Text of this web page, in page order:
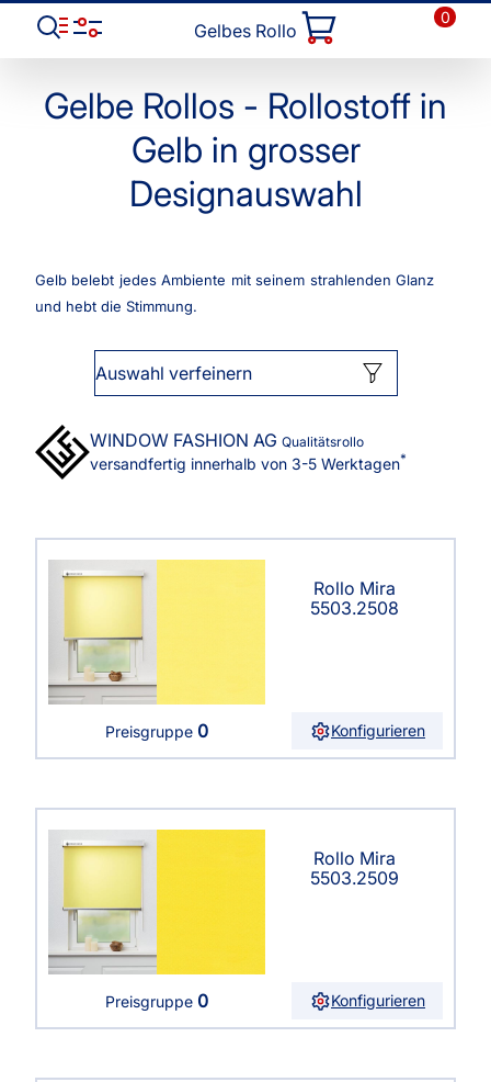
Gelbes Rollo
0
Gelbe Rollos - Rollostoff in
Gelb in grosser
Designauswahl
Gelb belebt jedes Ambiente mit seinem strahlenden Glanz
und hebt die Stimmung.
Auswahl verfeinern
WINDOW FASHION AG Qualitätsrollo
versandfertig innerhalb von 3-5 Werktagen*
Rollo Mira
5503.2508
Preisgruppe 0 Konfigurieren
Rollo Mira
5503.2509
Preisgruppe 0 Konfigurieren